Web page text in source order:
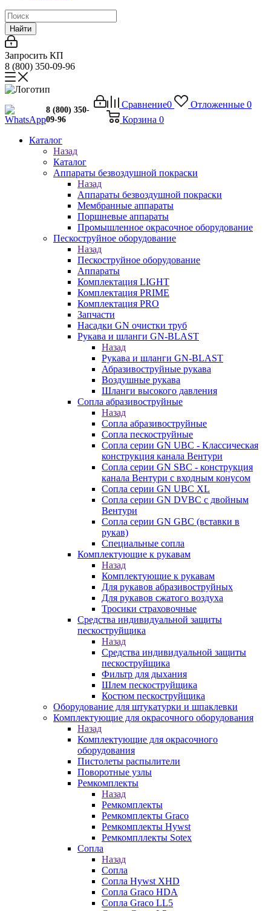
Найти
Запросить КП
8 (800) 350-09-96
Сравнение0 Отложенные 0
Корзина 0
8 (800) 350-
09-96
Каталог
Назад
Каталог
Аппараты безвоздушной покраски
Назад
Аппараты безвоздушной покраски
Мембранные аппараты
Поршневые аппараты
Промышленное окрасочное оборудование
Пескоструйное оборудование
Назад
Пескоструйное оборудование
Аппараты
Комплектация LIGHT
Комплектация PRIME
Комплектация PRO
Запчасти
Насадки GN очистки труб
Рукава и шланги GN-BLAST
Назад
Рукава и шланги GN-BLAST
Абразивоструйные рукава
Воздушные рукава
Шланги высокого давления
Сопла абразивоструйные
Назад
Сопла абразивоструйные
Сопла пескоструйные
Сопла серии GN UBC - Классическая
конструкция канала Вентури
Сопла серии GN SBC - конструкция
канала Вентури c входным конусом
Сопла серии GN UBC XL
Сопла серии GN DVBC с двойным
Вентури
Сопла серии GN GBC (вставки в
рукав)
Специальные сопла
Комплектующие к рукавам
Назад
Комплектующие к рукавам
Для рукавов абразивоструйных
Для рукавов сжатого воздуха
Тросики страховочные
Средства индивидуальной защиты
пескоструйщика
Назад
Средства индивидуальной защиты
пескоструйщика
Фильтр для дыхания
Шлем пескоструйщика
Костюм пескоструйщика
Оборудование для штукатурки и шпаклевки
Комплектующие для окрасочного оборудования
Назад
Комплектующие для окрасочного
оборудования
Пистолеты распылители
Поворотные узлы
Ремкомплекты
Назад
Ремкомплекты
Ремкомплекты Graco
Ремкомплекты Hywst
Ремкомпллекты Sotex
Сопла
Назад
Сопла
Сопла Hywst XHD
Сопла Graco HDA
Сопла Graco LL5